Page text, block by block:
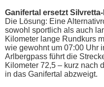
Ganifertal ersetzt
Die Lösung: Eine
sowohl sportlich als auch
Kilometer lange Rundkurs
wie gewohnt um 07:00 Uhr
Arlbergpass führt die
Kilometer 72,5 – kurz nach
in das Ganifertal abzweigt.